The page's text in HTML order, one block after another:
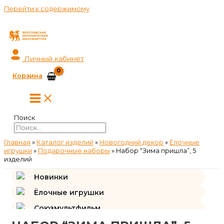
Перейти к содержимому
Личный кабинет
Корзина
Поиск
Главная » Каталог изделий » Новогодний декор » Ёлочные
игрушки » Подарочные наборы » Набор “Зима пришла”, 5
изделий
Новинки
Ёлочные игрушки
Союзмультфильм